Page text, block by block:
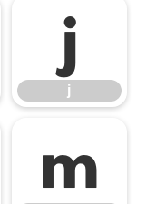
j
j
m